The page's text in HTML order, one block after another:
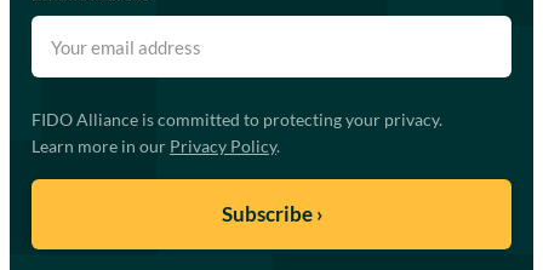
FIDO Alliance is committed to protecting your privacy.
Learn more in our Privacy Policy.